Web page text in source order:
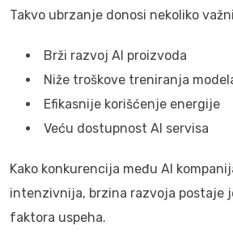
Takvo ubrzanje donosi nekoliko
Brži razvoj AI proizvoda
Niže troškove treniranja
Efikasnije korišćenje energije
Veću dostupnost AI servisa
Kako konkurencija među AI
intenzivnija, brzina razvoja postaje
faktora uspeha.